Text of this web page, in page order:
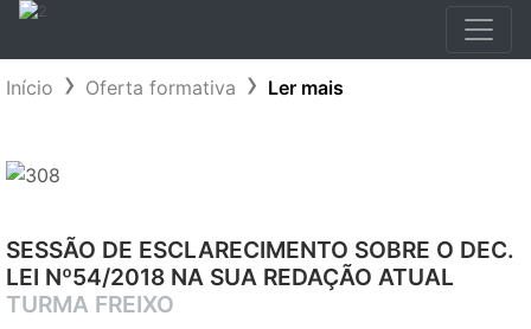
Início Oferta formativa Ler mais
SESSÃO DE ESCLARECIMENTO SOBRE O DEC.
LEI Nº54/2018 NA SUA REDAÇÃO ATUAL
TURMA FREIXO